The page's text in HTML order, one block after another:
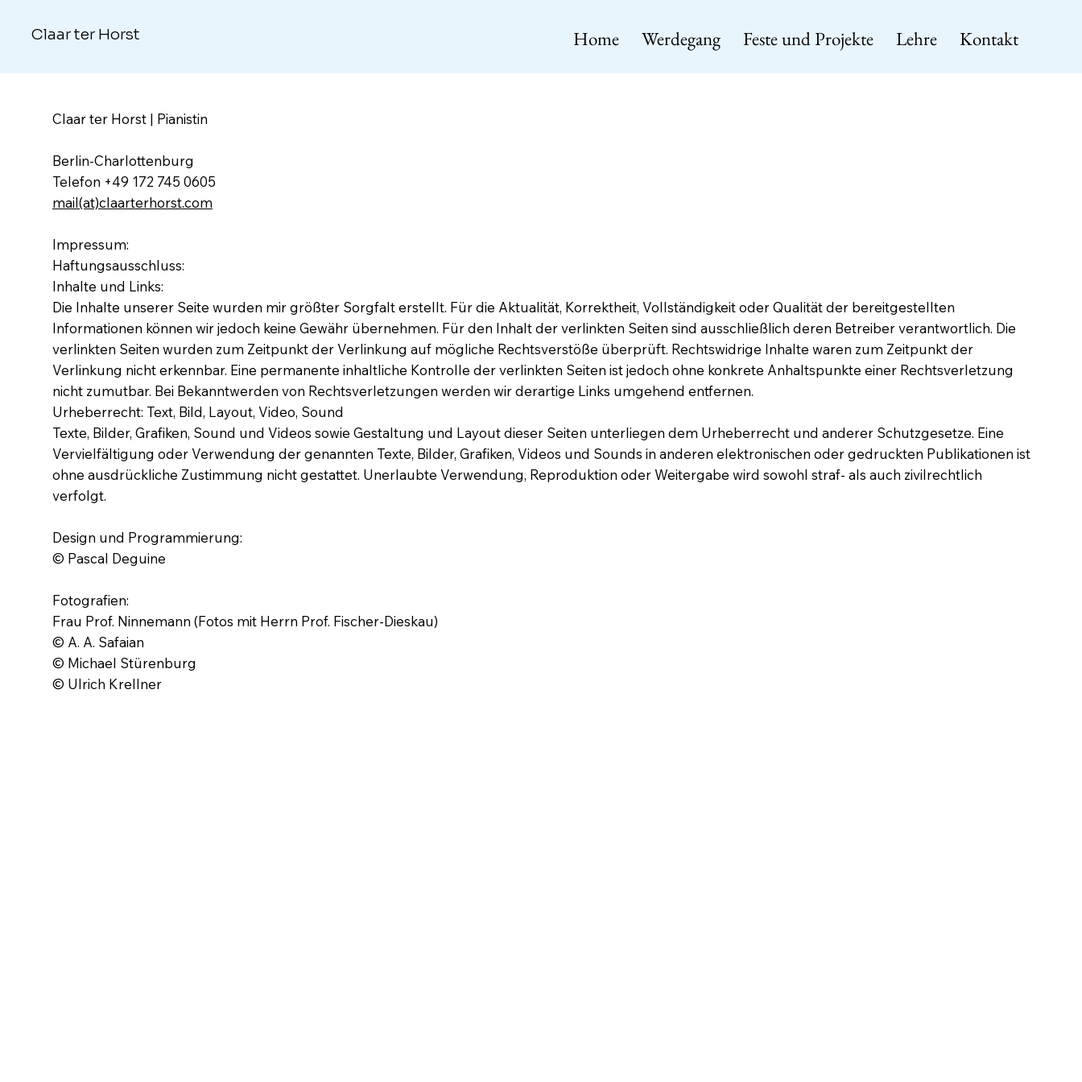
Home Werdegang Feste und Projekte Lehre Kontakt
Claar ter Horst
Claar ter Horst | Pianistin
Berlin-Charlottenburg
Telefon +49 172 745 0605
mail(at)claarterhorst.com
Impressum:
Haftungsausschluss:
Inhalte und Links:
Die Inhalte unserer Seite wurden mir größter Sorgfalt erstellt. Für die Aktualität, Korrektheit, Vollständigkeit oder Qualität der bereitgestellten
Informationen können wir jedoch keine Gewähr übernehmen. Für den Inhalt der verlinkten Seiten sind ausschließlich deren Betreiber verantwortlich. Die
verlinkten Seiten wurden zum Zeitpunkt der Verlinkung auf mögliche Rechtsverstöße überprüft. Rechtswidrige Inhalte waren zum Zeitpunkt der
Verlinkung nicht erkennbar. Eine permanente inhaltliche Kontrolle der verlinkten Seiten ist jedoch ohne konkrete Anhaltspunkte einer Rechtsverletzung
nicht zumutbar. Bei Bekanntwerden von Rechtsverletzungen werden wir derartige Links umgehend entfernen.
Urheberrecht: Text, Bild, Layout, Video, Sound
Texte, Bilder, Grafiken, Sound und Videos sowie Gestaltung und Layout dieser Seiten unterliegen dem Urheberrecht und anderer Schutzgesetze. Eine
Vervielfältigung oder Verwendung der genannten Texte, Bilder, Grafiken, Videos und Sounds in anderen elektronischen oder gedruckten Publikationen ist
ohne ausdrückliche Zustimmung nicht gestattet. Unerlaubte Verwendung, Reproduktion oder Weitergabe wird sowohl straf- als auch zivilrechtlich
verfolgt.
Design und Programmierung:
© Pascal Deguine
Fotografien:
Frau Prof. Ninnemann (Fotos mit Herrn Prof. Fischer-Dieskau)
© A. A. Safaian
© Michael Stürenburg
© Ulrich Krellner